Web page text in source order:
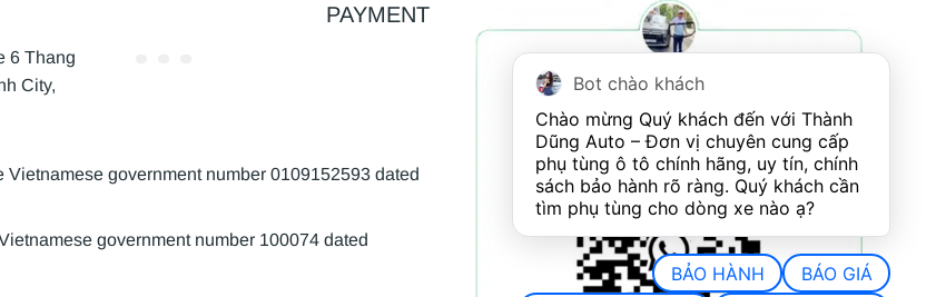
6 Thang
City,
PAYMENT
government number 0109152593 dated
government number 100074 dated
Bot chào khách
Chào mừng Quý khách đến với Thành
Dũng Auto – Đơn vị chuyên cung cấp
phụ tùng ô tô chính hãng, uy tín, chính
sách bảo hành rõ ràng. Quý khách cần
tìm phụ tùng cho dòng xe nào ạ?
BẢO HÀNH
BÁO GIÁ